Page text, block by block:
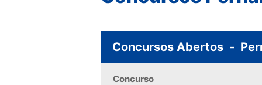
Concursos Abertos -
Concurso